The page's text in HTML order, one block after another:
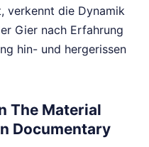
verkennt die Dynamik
Gier nach Erfahrung
hin- und hergerissen
The Material
Documentary